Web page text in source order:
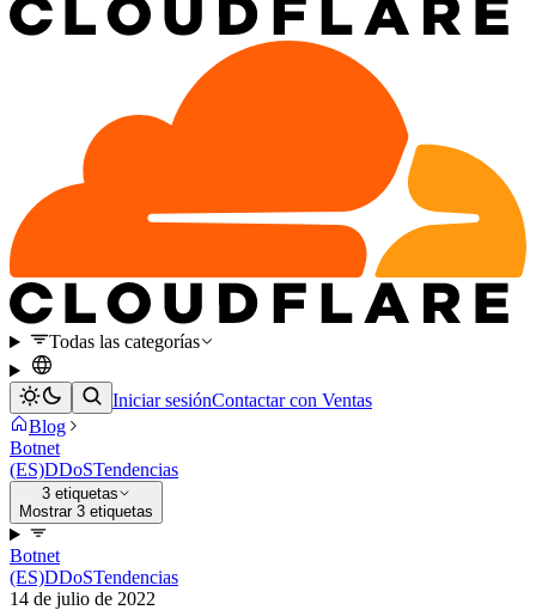
Todas las categorías
Iniciar sesiónContactar con Ventas
Blog
Botnet
(ES)DDoSTendencias
3 etiquetas
Mostrar 3 etiquetas
Botnet
(ES)DDoSTendencias
14 de julio de 2022